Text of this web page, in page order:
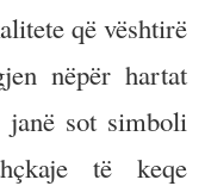
që vështirë
nëpër hartat
sot simboli
të keqe